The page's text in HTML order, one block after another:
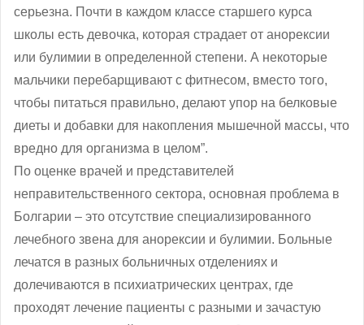
серьезна. Почти в каждом классе старшего курса
школы есть девочка, которая страдает от анорексии
или булимии в определенной степени. А некоторые
мальчики перебарщивают с фитнесом, вместо того,
чтобы питаться правильно, делают упор на белковые
диеты и добавки для накопления мышечной массы, что
вредно для организма в целом”.
По оценке врачей и представителей
неправительственного сектора, основная проблема в
Болгарии – это отсутствие специализированного
лечебного звена для анорексии и булимии. Больные
лечатся в разных больничных отделениях и
долечиваются в психиатрических центрах, где
проходят лечение пациенты с разными и зачастую